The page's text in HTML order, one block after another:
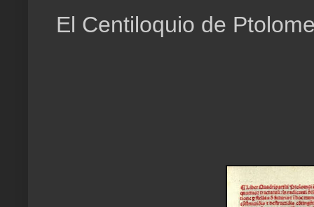
El Centiloquio de